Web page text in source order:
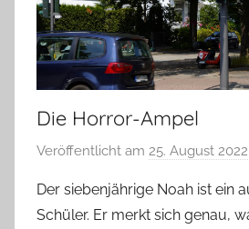
Die Horror-Ampel
Veröffentlicht am 25. August 2022
Der siebenjährige Noah ist ein
Schüler. Er merkt sich genau,